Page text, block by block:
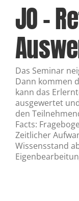
JO –
Das Seminar
Dann kommen
kann das
ausgewertet
den
Facts:
Zeitlicher
Wissensstand